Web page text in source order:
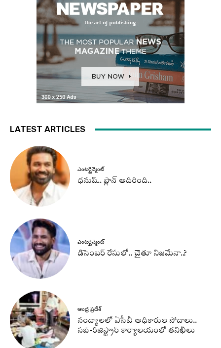
LATEST ARTICLES
ఎంటర్టైన్మెంట్
ధనుష్‌.. ప్లాన్ అదిరింది..
ఎంటర్టైన్మెంట్
డిసెంబర్ రేసులో.. చైతూ నిజమేనా..?
ఆంధ్ర ప్రదేశ్
నంద్యాలలో ఏసీబీ అధికారుల సోదాలు..
సబ్-రిజిస్ట్రార్ కార్యాలయంలో తనిఖీలు